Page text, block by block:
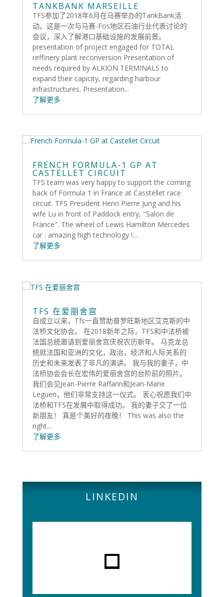
TANKBANK MARSEILLE
TFS参加了2018年6月在马赛举办的TankBank活
动。这是一次与马赛-Fos地区石油行业代表讨论的
会议，深入了解港口基础设施的发展前景。
presentation of project engaged for TOTAL
reffinery plant reconversion Presentation of
needs required by ALKION TERMINALS to
expand their capicity, regarding harbour
infrastructures. Presentation...
了解更多
FRENCH FORMULA-1 GP AT
CASTELLET CIRCUIT
TFS team was very happy to support the coming
back of Formula 1 in France at Casstellet race
circuit. TFS President Henri Pierre Jung and his
wife Lu in front of Paddock entry, "Salon de
France". The wheel of Lewis Hamilton Mercedes
car : amazing high technology !...
了解更多
TFS 在爱丽舍宫
自成立以来，Tfs一直赞助普罗旺斯地区艾克斯的中
法桥文化协会。 在2018新年之际，TFS和中法桥被
法国总统邀请到爱丽舍宫庆祝农历新年。 马克龙总
统就法国和亚洲的文化，政治，经济和人际关系的
历史和未来发表了非凡的演讲。 我与我的妻子，中
法桥协会会长在宏伟的爱丽舍宫的台阶前的照片。
我们会见Jean-Pierre Raffarin和Jean-Marie
Leguen，他们非常支持这一仪式。 衷心祝愿我们中
法桥和TFS在发展中取得成功。 我的妻子交了一位
新朋友！ 真是个美好的夜晚！ This was also the
right...
了解更多
LINKEDIN